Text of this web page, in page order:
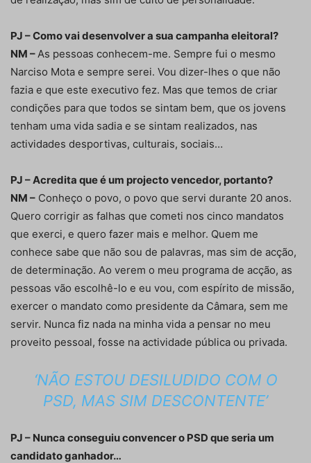
PJ – Como vai desenvolver a sua campanha eleitoral?
NM –As pessoas conhecem-me. Sempre fui o mesmo
Narciso Mota e sempre serei. Vou dizer-lhes o que não
fazia e que este executivo fez. Mas que temos de criar
condições para que todos se sintam bem, que os jovens
tenham uma vida sadia e se sintam realizados, nas
actividades desportivas, culturais, sociais…
PJ – Acredita que é um projecto vencedor, portanto?
NM – Conheço o povo, o povo que servi durante 20 anos.
Quero corrigir as falhas que cometi nos cinco mandatos
que exerci, e quero fazer mais e melhor. Quem me
conhece sabe que não sou de palavras, mas sim de acção,
de determinação. Ao verem o meu programa de acção, as
pessoas vão escolhê-lo e eu vou, com espírito de missão,
exercer o mandato como presidente da Câmara, sem me
servir. Nunca fiz nada na minha vida a pensar no meu
proveito pessoal, fosse na actividade pública ou privada.
‘NÃO ESTOU DESILUDIDO COM O
PSD, MAS SIM DESCONTENTE’
PJ – Nunca conseguiu convencer o PSD que seria um
candidato ganhador…